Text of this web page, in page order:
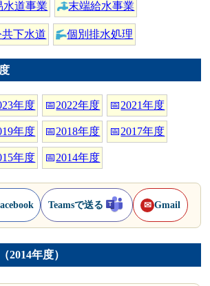
水道事業 末端給水事業
共下水道 個別排水処理
年度 📅2022年度 📅2021年度
年度 📅2018年度 📅2017年度
年度 📅2014年度
Teamsで送る ✉ Gmail
2014年度）